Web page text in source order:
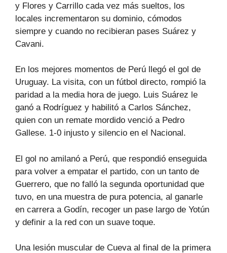
y Flores y Carrillo cada vez más sueltos, los
locales incrementaron su dominio, cómodos
siempre y cuando no recibieran pases Suárez y
Cavani.
En los mejores momentos de Perú llegó el gol de
Uruguay. La visita, con un fútbol directo, rompió la
paridad a la media hora de juego. Luis Suárez le
ganó a Rodríguez y habilitó a Carlos Sánchez,
quien con un remate mordido venció a Pedro
Gallese. 1-0 injusto y silencio en el Nacional.
El gol no amilanó a Perú, que respondió enseguida
para volver a empatar el partido, con un tanto de
Guerrero, que no falló la segunda oportunidad que
tuvo, en una muestra de pura potencia, al ganarle
en carrera a Godín, recoger un pase largo de Yotún
y definir a la red con un suave toque.
Una lesión muscular de Cueva al final de la primera